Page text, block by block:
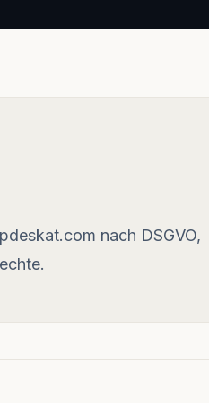
nach DSGVO,